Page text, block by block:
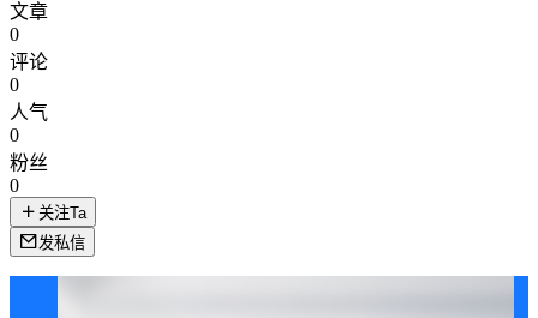
文章
0
评论
0
人气
0
粉丝
0
关注Ta
发私信